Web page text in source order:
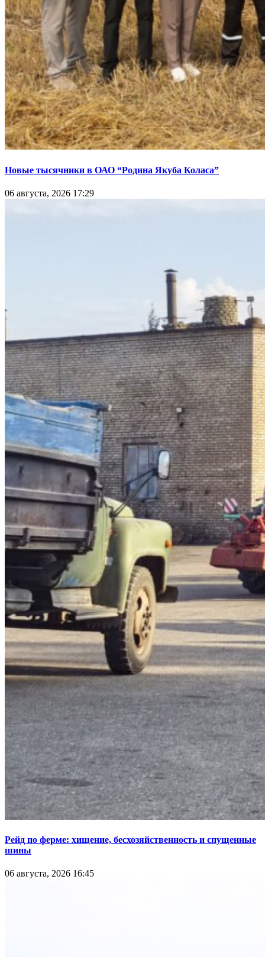
Новые тысячники в ОАО “Родина Якуба Коласа”
06 августа, 2026 17:29
Рейд по ферме: хищение, бесхозяйственность и спущенные
шины
06 августа, 2026 16:45